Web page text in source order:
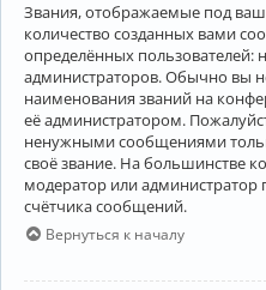
Звания, отображаемые под
количество созданных вами
определённых пользователей:
администраторов. Обычно вы
наименования званий на
её администратором.
ненужными сообщениями
своё звание. На большинстве
модератор или администратор
счётчика сообщений.
Вернуться к началу